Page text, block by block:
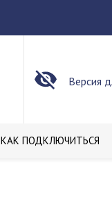
Версия
КАК ПОДКЛЮЧИТЬСЯ